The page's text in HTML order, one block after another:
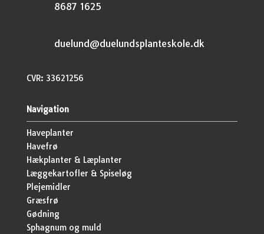
8687 1625
duelund@duelundsplanteskole.dk
CVR: 33621256
Navigation
Haveplanter
Havefrø
Hækplanter & Læplanter
Læggekartofler & Spiseløg
Plejemidler
Græsfrø
Gødning
Sphagnum og muld